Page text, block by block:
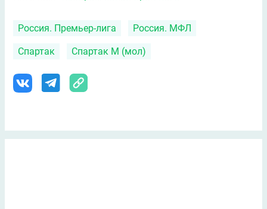
Россия. Премьер-лига Россия. МФЛ
Спартак Спартак М (мол)